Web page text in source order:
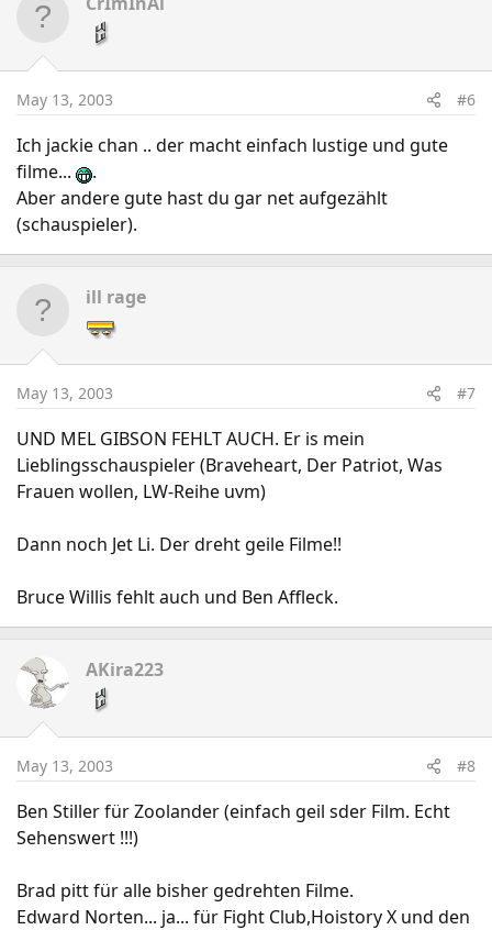
May 13, 2003 #6
Ich jackie chan .. der macht einfach lustige und gute
filme...
.
Aber andere gute hast du gar net aufgezählt
(schauspieler).
ill rage
May 13, 2003 #7
UND MEL GIBSON FEHLT AUCH. Er is mein
Lieblingsschauspieler (Braveheart, Der Patriot, Was
Frauen wollen, LW-Reihe uvm)
Dann noch Jet Li. Der dreht geile Filme!!
Bruce Willis fehlt auch und Ben Affleck.
AKira223
May 13, 2003 #8
Ben Stiller für Zoolander (einfach geil sder Film. Echt
Sehenswert !!!)
Brad pitt für alle bisher gedrehten Filme.
Edward Norten... ja... für Fight Club,Hoistory X und den